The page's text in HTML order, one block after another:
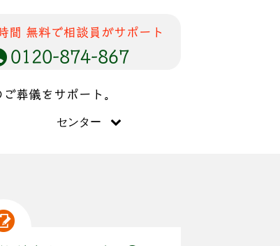
間 無料で相談員がサポート
0120-874-867
葬儀をサポート。
センター